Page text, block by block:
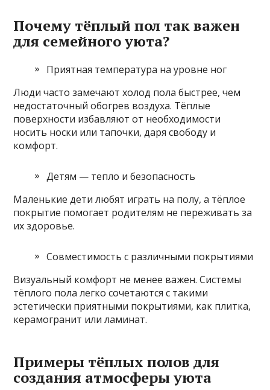
Почему тёплый пол так важен
для семейного уюта?
Приятная температура на уровне ног
Люди часто замечают холод пола быстрее, чем
недостаточный обогрев воздуха. Тёплые
поверхности избавляют от необходимости
носить носки или тапочки, даря свободу и
комфорт.
Детям — тепло и безопасность
Маленькие дети любят играть на полу, а тёплое
покрытие помогает родителям не переживать за
их здоровье.
Совместимость с различными покрытиями
Визуальный комфорт не менее важен. Системы
тёплого пола легко сочетаются с такими
эстетически приятными покрытиями, как плитка,
керамогранит или ламинат.
Примеры тёплых полов для
создания атмосферы уюта